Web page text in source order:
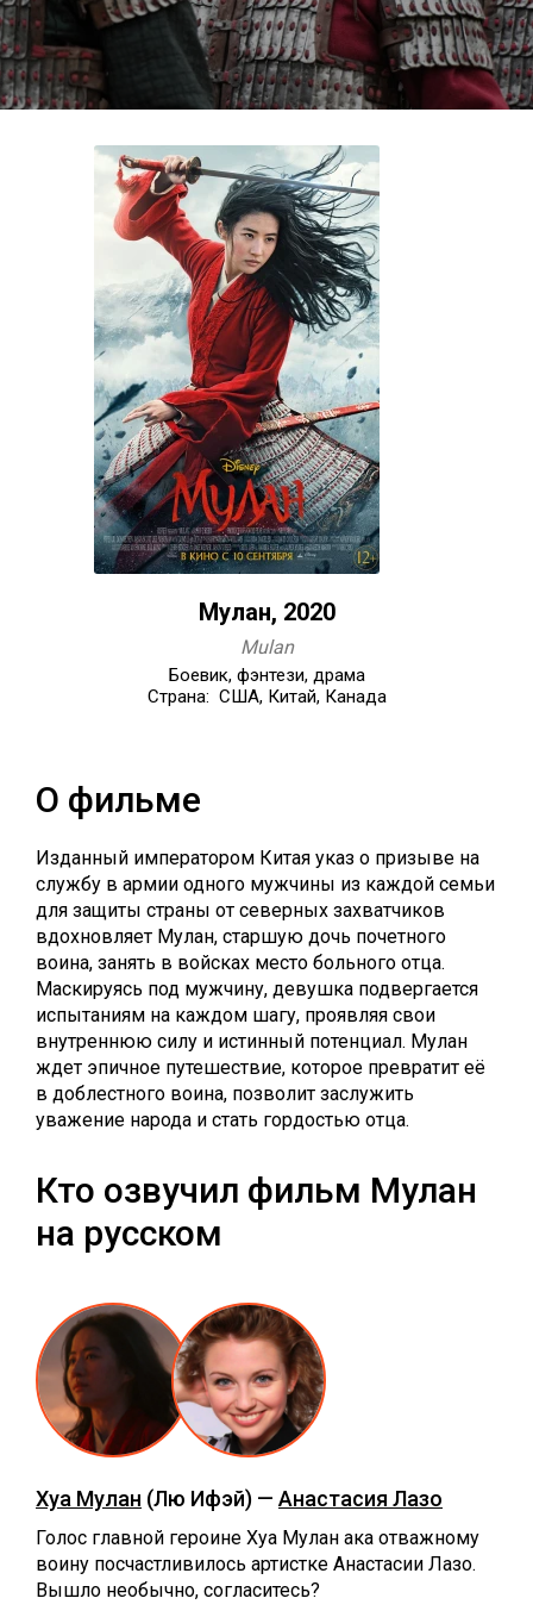
Мулан, 2020
Mulan
Боевик, фэнтези, драма
Страна: США, Китай, Канада
О фильме
Изданный императором Китая указ о призыве на
службу в армии одного мужчины из каждой семьи
для защиты страны от северных захватчиков
вдохновляет Мулан, старшую дочь почетного
воина, занять в войсках место больного отца.
Маскируясь под мужчину, девушка подвергается
испытаниям на каждом шагу, проявляя свои
внутреннюю силу и истинный потенциал. Мулан
ждет эпичное путешествие, которое превратит её
в доблестного воина, позволит заслужить
уважение народа и стать гордостью отца.
Кто озвучил фильм Мулан
на русском
Хуа Мулан (Лю Ифэй) — Анастасия Лазо
Голос главной героине Хуа Мулан ака отважному
воину посчастливилось артистке Анастасии Лазо.
Вышло необычно, согласитесь?